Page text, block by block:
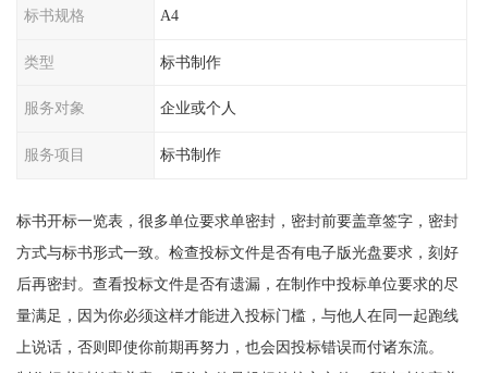
标书规格 A4
类型 标书制作
服务对象 企业或个人
服务项目 标书制作
标书开标一览表，很多单位要求单密封，密封前要盖章签字，密封
方式与标书形式一致。检查投标文件是否有电子版光盘要求，刻好
后再密封。查看投标文件是否有遗漏，在制作中投标单位要求的尽
量满足，因为你必须这样才能进入投标门槛，与他人在同一起跑线
上说话，否则即使你前期再努力，也会因投标错误而付诸东流。